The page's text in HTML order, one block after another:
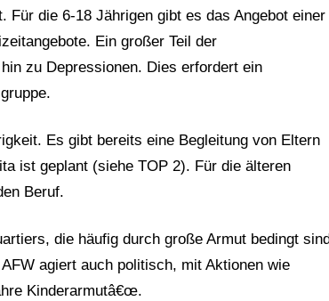
Für die 6-18 Jährigen gibt es das Angebot einer
Ein großer Teil der
zu Depressionen. Dies erfordert ein
Es gibt bereits eine Begleitung von Eltern
ist geplant (siehe TOP 2). Für die älteren
Beruf.
die häufig durch große Armut bedingt
agiert auch politisch, mit Aktionen wie
Kinderarmutâ€œ.